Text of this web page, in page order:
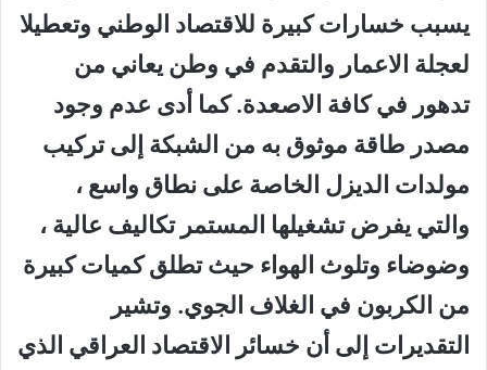
يسبب خسارات كبيرة للاقتصاد الوطني وتعطيلا
لعجلة الاعمار والتقدم في وطن يعاني من
تدهور في كافة الاصعدة. كما أدى عدم وجود
مصدر طاقة موثوق به من الشبكة إلى تركيب
مولدات الديزل الخاصة على نطاق واسع ،
والتي يفرض تشغيلها المستمر تكاليف عالية ،
وضوضاء وتلوث الهواء حيث تطلق كميات كبيرة
من الكربون في الغلاف الجوي. وتشير
التقديرات إلى أن خسائر الاقتصاد العراقي الذي